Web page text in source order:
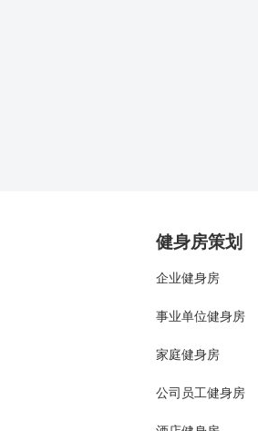
健身房策划
企业健身房
事业单位健身房
家庭健身房
公司员工健身房